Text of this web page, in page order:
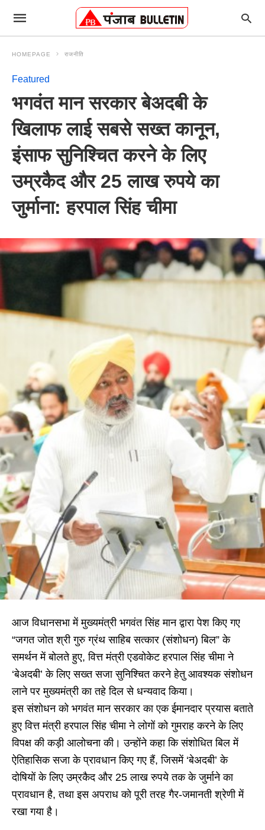
HOMEPAGE राजनीति
Featured
भगवंत मान सरकार बेअदबी के
खिलाफ लाई सबसे सख्त कानून,
इंसाफ सुनिश्चित करने के लिए
उम्रकैद और 25 लाख रुपये का
जुर्माना: हरपाल सिंह चीमा
आज विधानसभा में मुख्यमंत्री भगवंत सिंह मान द्वारा पेश किए गए
“जगत जोत श्री गुरु ग्रंथ साहिब सत्कार (संशोधन) बिल” के
समर्थन में बोलते हुए, वित्त मंत्री एडवोकेट हरपाल सिंह चीमा ने
‘बेअदबी’ के लिए सख्त सजा सुनिश्चित करने हेतु आवश्यक संशोधन
लाने पर मुख्यमंत्री का तहे दिल से धन्यवाद किया।
इस संशोधन को भगवंत मान सरकार का एक ईमानदार प्रयास बताते
हुए वित्त मंत्री हरपाल सिंह चीमा ने लोगों को गुमराह करने के लिए
विपक्ष की कड़ी आलोचना की। उन्होंने कहा कि संशोधित बिल में
ऐतिहासिक सजा के प्रावधान किए गए हैं, जिसमें ‘बेअदबी’ के
दोषियों के लिए उम्रकैद और 25 लाख रुपये तक के जुर्माने का
प्रावधान है, तथा इस अपराध को पूरी तरह गैर-जमानती श्रेणी में
रखा गया है।